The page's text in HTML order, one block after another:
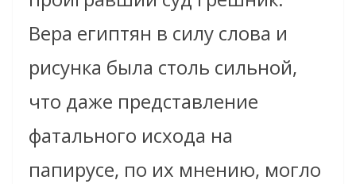
Вера египтян в силу слова и
рисунка была столь сильной,
что даже представление
фатального исхода на
папирусе, по их мнению, могло